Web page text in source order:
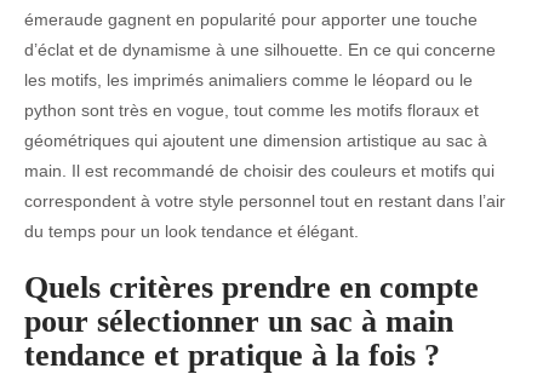
émeraude gagnent en popularité pour apporter une touche
d’éclat et de dynamisme à une silhouette. En ce qui concerne
les motifs, les imprimés animaliers comme le léopard ou le
python sont très en vogue, tout comme les motifs floraux et
géométriques qui ajoutent une dimension artistique au sac à
main. Il est recommandé de choisir des couleurs et motifs qui
correspondent à votre style personnel tout en restant dans l’air
du temps pour un look tendance et élégant.
Quels critères prendre en compte
pour sélectionner un sac à main
tendance et pratique à la fois ?